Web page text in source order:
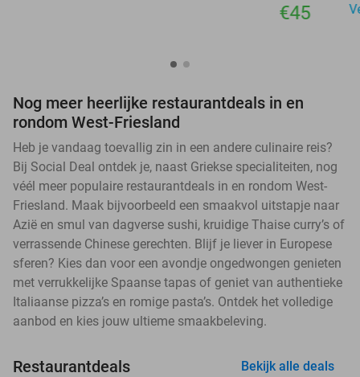
€45
Nog meer heerlijke restaurantdeals in en
rondom West-Friesland
Heb je vandaag toevallig zin in een andere culinaire reis?
Bij Social Deal ontdek je, naast Griekse specialiteiten, nog
véél meer populaire restaurantdeals in en rondom West-
Friesland. Maak bijvoorbeeld een smaakvol uitstapje naar
Azië en smul van dagverse sushi, kruidige Thaise curry’s of
verrassende Chinese gerechten. Blijf je liever in Europese
sferen? Kies dan voor een avondje ongedwongen genieten
met verrukkelijke Spaanse tapas of geniet van authentieke
Italiaanse pizza’s en romige pasta’s. Ontdek het volledige
aanbod en kies jouw ultieme smaakbeleving.
Restaurantdeals Bekijk alle deals